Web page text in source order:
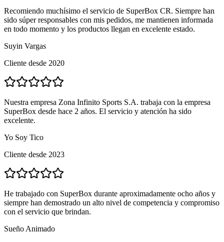
Recomiendo muchísimo el servicio de SuperBox CR. Siempre han
sido súper responsables con mis pedidos, me mantienen informada
en todo momento y los productos llegan en excelente estado.
Suyin Vargas
Cliente desde 2020
Nuestra empresa Zona Infinito Sports S.A. trabaja con la empresa
SuperBox desde hace 2 años. El servicio y atención ha sido
excelente.
Yo Soy Tico
Cliente desde 2023
He trabajado con SuperBox durante aproximadamente ocho años y
siempre han demostrado un alto nivel de competencia y compromiso
con el servicio que brindan.
Sueño Animado